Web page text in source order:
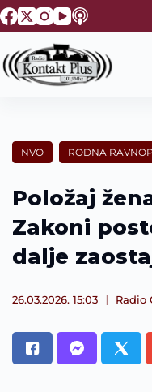
S
k
p
t
e
t
NVO RODNA
Položaj
Zakoni
dalje
26.03.2026. 15:03 Radio